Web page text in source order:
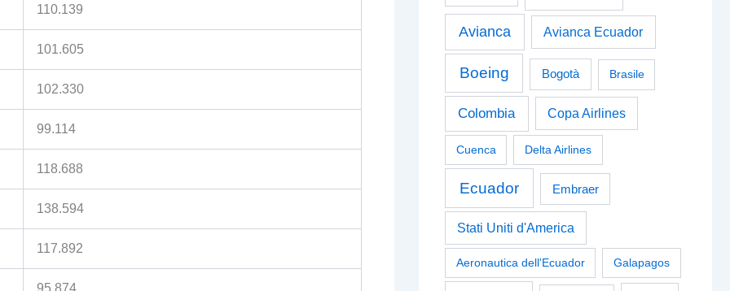
110.139
101.605
102.330
99.114
118.688
138.594
117.892
Avianca Avianca Ecuador
Boeing Bogotà Brasile
Colombia Copa Airlines
Cuenca Delta Airlines
Ecuador Embraer
Stati Uniti d'America
Aeronautica dell'Ecuador Galapagos